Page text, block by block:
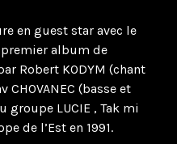
en guest star avec le
album de
Robert KODYM (chant
(basse et
LUCIE , Tak mi
de l’Est en 1991.